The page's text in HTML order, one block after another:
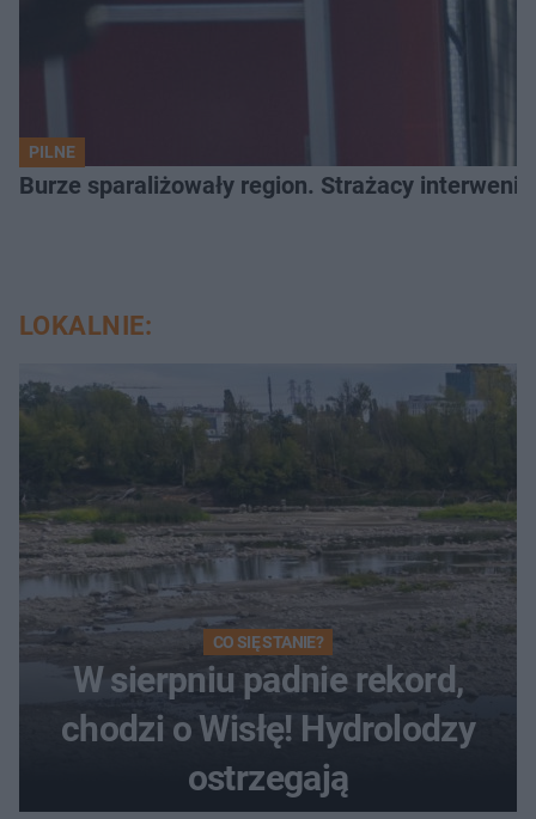
PILNE
Burze sparaliżowały region. Strażacy
LOKALNIE:
CO SIĘ STANIE?
W sierpniu padnie rekord,
chodzi o Wisłę! Hydrolodzy
ostrzegają